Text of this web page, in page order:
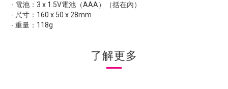
- 電池：3 x 1.5V電池（AAA）（括在內）
- 尺寸：160 x 50 x 28mm
- 重量：118g
了解更多